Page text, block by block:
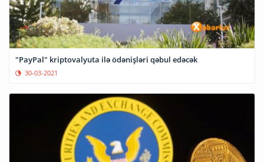
"PayPal" kriptovalyuta ilə ödənişləri qəbul edəcək
30-03-2021